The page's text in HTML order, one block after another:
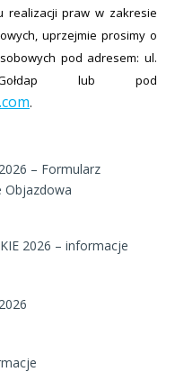
realizacji praw w zakresie
uprzejmie prosimy o
pod adresem: ul.
lub pod
.
– Formularz
Objazdowa
2026 – informacje